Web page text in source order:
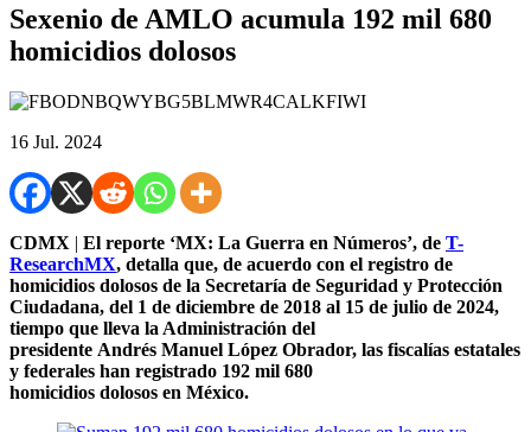
Sexenio de AMLO acumula 192 mil 680
homicidios dolosos
16 Jul. 2024
CDMX | El reporte ‘MX: La Guerra en Números’, de T-
ResearchMX, detalla que, de acuerdo con el registro de
homicidios dolosos de la Secretaría de Seguridad y Protección
Ciudadana, del 1 de diciembre de 2018 al 15 de julio de 2024,
tiempo que lleva la Administración del
presidente Andrés Manuel López Obrador, las fiscalías estatales
y federales han registrado 192 mil 680
homicidios dolosos en México.